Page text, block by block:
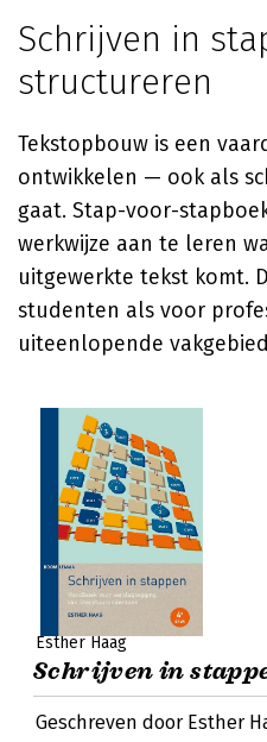
Schrijven in
structureren
Tekstopbouw is een
ontwikkelen — ook als
gaat. Stap-voor-
werkwijze aan te leren
uitgewerkte tekst komt.
studenten als voor
uiteenlopende
Esther Haag
Schrijven in
Geschreven door Esther